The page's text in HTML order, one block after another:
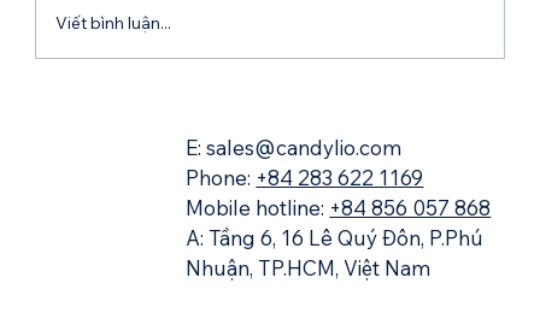
Viết bình luận...
E: sales@candylio.com
Phone: +84 283 622 1169
Mobile hotline: +84 856 057 868
A: Tầng 6, 16 Lê Quý Đôn, P.Phú
Nhuận, TP.HCM, Việt Nam